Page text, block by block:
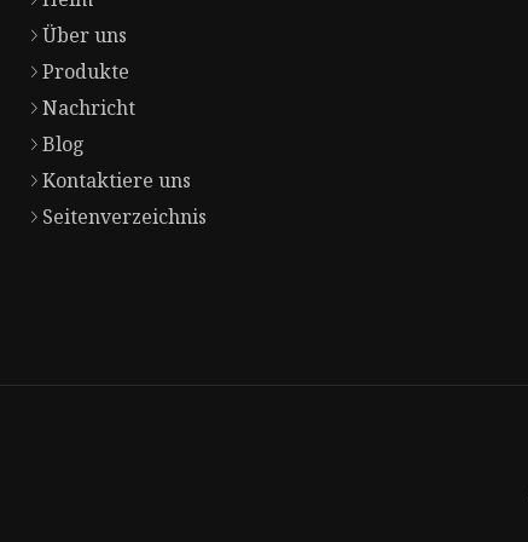
Über uns
Produkte
Nachricht
Blog
Kontaktiere uns
Seitenverzeichnis